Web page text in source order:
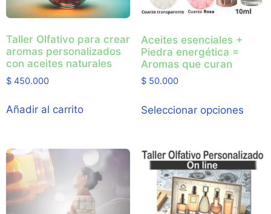
Taller Olfativo para crear
aromas personalizados
con aceites naturales
$ 450.000
Añadir al carrito
Aceites esenciales +
Piedra energética =
Aromas que curan
$50.000
Seleccionar opciones